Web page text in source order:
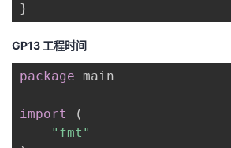
}
GP13 工程时间
package main
import
(
"fmt"